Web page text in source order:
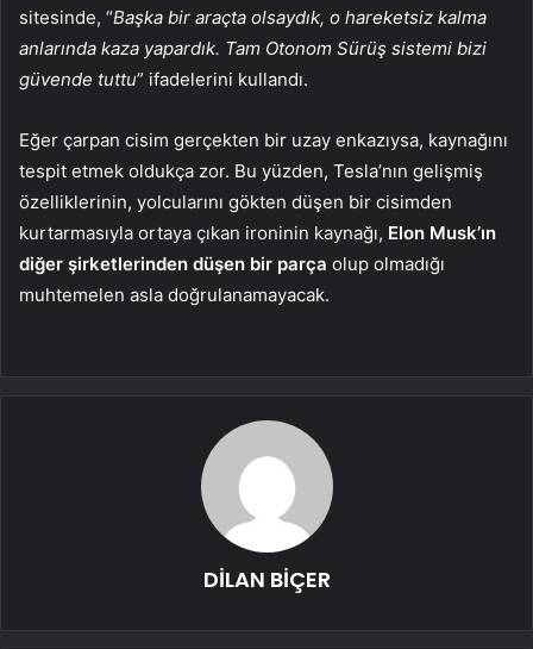
sitesinde, “Başka bir araçta olsaydık, o hareketsiz kalma
anlarında kaza yapardık. Tam Otonom Sürüş sistemi bizi
güvende tuttu” ifadelerini kullandı.
Eğer çarpan cisim gerçekten bir uzay enkazıysa, kaynağını
tespit etmek oldukça zor. Bu yüzden, Tesla’nın gelişmiş
özelliklerinin, yolcularını gökten düşen bir cisimden
kurtarmasıyla ortaya çıkan ironinin kaynağı, Elon Musk’ın
diğer şirketlerinden düşen bir parça olup olmadığı
muhtemelen asla doğrulanamayacak.
DİLAN BİÇER